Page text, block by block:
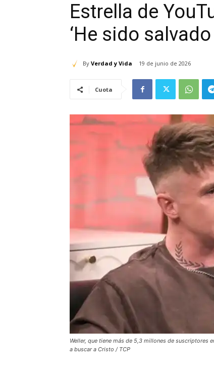
Estrella de
‘He sido
By Verdad y Vida 19 de junio de 2026
Cuota
Weller, que tiene más de 5,3 millones de suscriptores
a buscar a Cristo / TCP